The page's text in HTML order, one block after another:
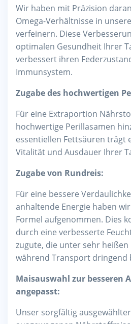
Wir haben mit Präzision
Omega-Verhältnisse in
verfeinern. Diese
optimalen Gesundheit Ihrer
verbessert ihren
Immunsystem.
Zugabe des hochwertigen
Für eine Extraportion
hochwertige Perillasamen
essentiellen Fettsäuren trägt
Vitalität und Ausdauer Ihrer
Zugabe von Rundreis:
Für eine bessere
anhaltende Energie haben
Formel aufgenommen. Dies
durch eine verbesserte
zugute, die unter sehr
während Transport dringend
Maisauswahl zur besseren
angepasst:
Unser sorgfältig